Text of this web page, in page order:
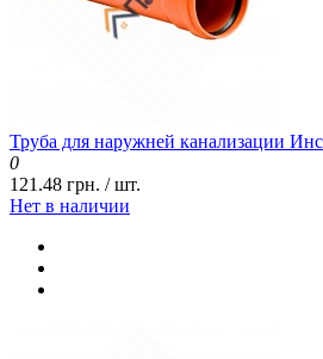
Труба для наружней канализации
0
121.48 грн. / шт.
Нет в наличии